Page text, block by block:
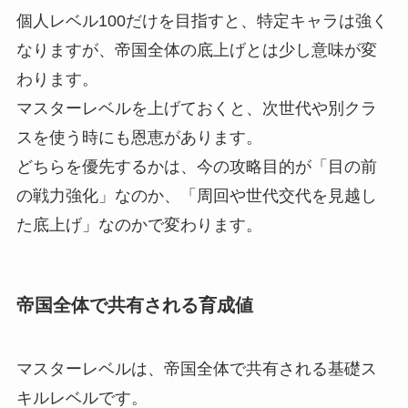
個人レベル100だけを目指すと、特定キャラは強く
なりますが、帝国全体の底上げとは少し意味が変
わります。
マスターレベルを上げておくと、次世代や別クラ
スを使う時にも恩恵があります。
どちらを優先するかは、今の攻略目的が「目の前
の戦力強化」なのか、「周回や世代交代を見越し
た底上げ」なのかで変わります。
帝国全体で共有される育成値
マスターレベルは、帝国全体で共有される基礎ス
キルレベルです。